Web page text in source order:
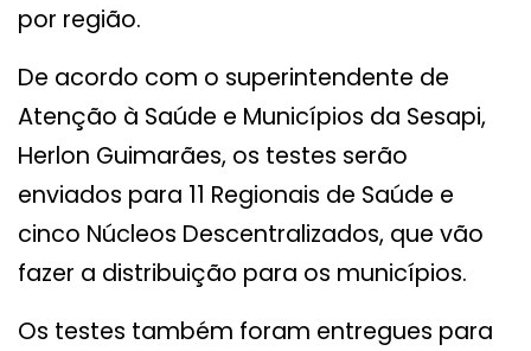
por região.
De acordo com o superintendente de
Atenção à Saúde e Municípios da Sesapi,
Herlon Guimarães, os testes serão
enviados para 11 Regionais de Saúde e
cinco Núcleos Descentralizados, que vão
fazer a distribuição para os municípios.
Os testes também foram entregues para